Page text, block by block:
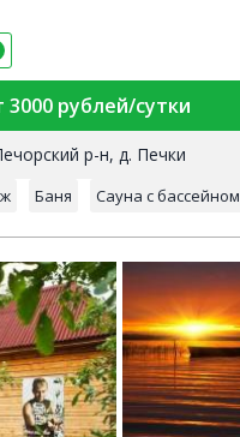
3000 рублей/сутки
р-н, д. Печки
Баня Сауна с бассейном